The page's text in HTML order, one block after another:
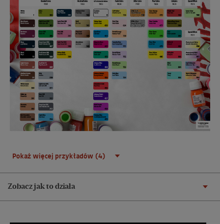
Pokaż więcej przykładów (4)
Zobacz jak to działa